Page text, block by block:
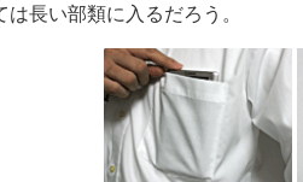
は長い部類に入るだろう。